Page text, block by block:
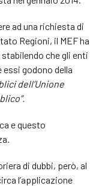
ad una richiesta di
Regioni, il MEF ha
che gli enti
essi godono della
dell’Unione
e questo
di dubbi, però, al
l’applicazione